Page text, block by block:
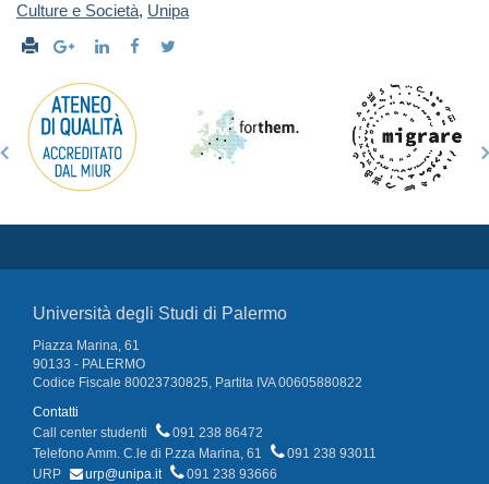
Culture e Società, Unipa
Università degli Studi di Palermo
Piazza Marina, 61
90133 - PALERMO
Codice Fiscale 80023730825, Partita IVA 00605880822
Contatti
Call center studenti
091 238 86472
Telefono Amm. C.le di P.zza Marina, 61
091 238 93011
URP
urp@unipa.it
091 238 93666